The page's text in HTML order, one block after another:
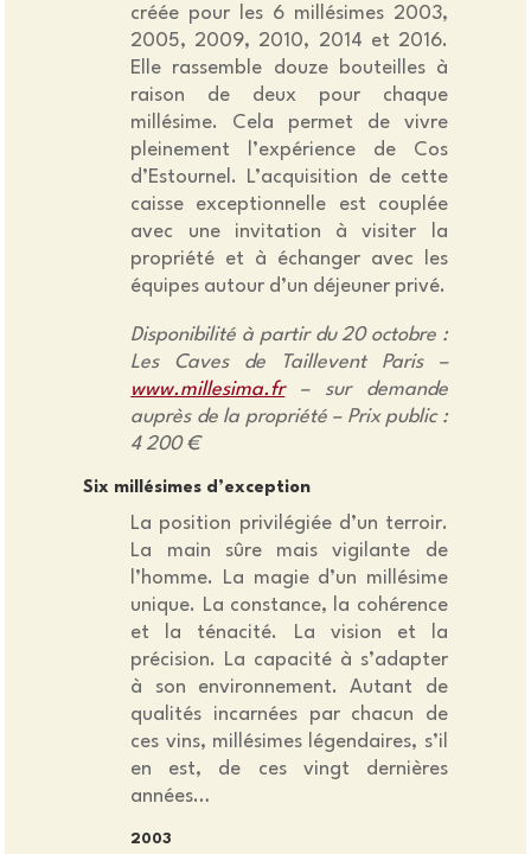
créée pour les 6 millésimes 2003,
2005, 2009, 2010, 2014 et 2016.
Elle rassemble douze bouteilles à
raison de deux pour chaque
millésime. Cela permet de vivre
pleinement l’expérience de Cos
d’Estournel. L’acquisition de cette
caisse exceptionnelle est couplée
avec une invitation à visiter la
propriété et à échanger avec les
équipes autour d’un déjeuner privé.
Disponibilité à partir du 20 octobre :
Les Caves de Taillevent Paris –
www.millesima.fr– sur demande
auprès de la propriété – Prix public :
4 200 €
Six millésimes d’exception
La position privilégiée d’un terroir.
La main sûre mais vigilante de
l’homme. La magie d’un millésime
unique. La constance, la cohérence
et la ténacité. La vision et la
précision. La capacité à s’adapter
à son environnement. Autant de
qualités incarnées par chacun de
ces vins, millésimes légendaires, s’il
en est, de ces vingt dernières
années…
2003